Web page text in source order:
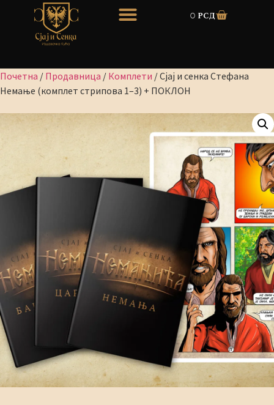
0 рсд
Почетна / Продавница / Комплети / Сјај и сенка Стефана
Немање (комплет стрипова 1–3) + ПОКЛОН